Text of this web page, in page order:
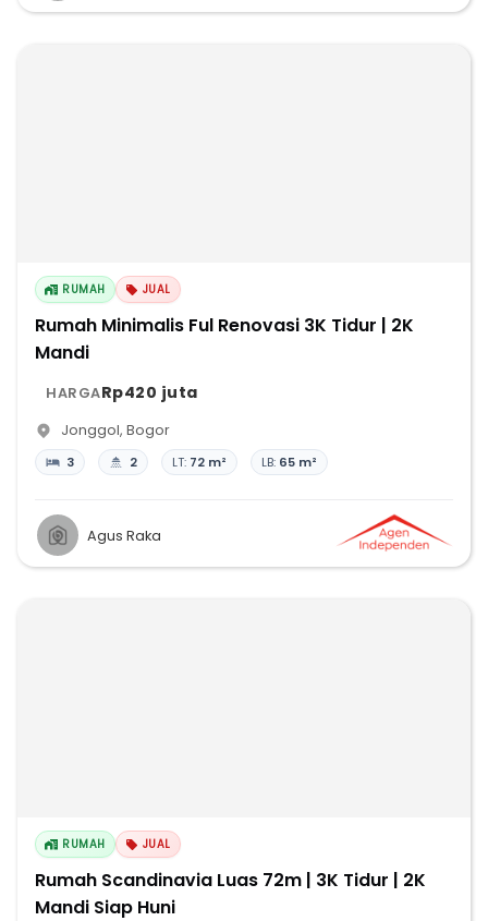
RUMAH JUAL
Rumah Minimalis Ful Renovasi 3K Tidur | 2K
Mandi
HARGARp420 juta
Jonggol, Bogor
3 2 LT: 72 m² LB: 65 m²
Agus Raka
RUMAH JUAL
Rumah Scandinavia Luas 72m | 3K Tidur | 2K
Mandi Siap Huni